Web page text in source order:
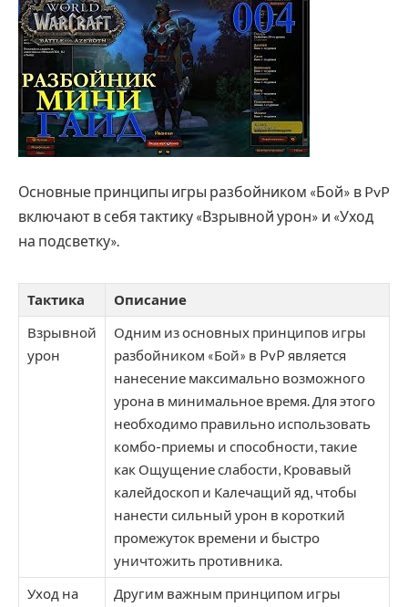
Основные принципы игры разбойником «Бой» в PvP
включают в себя тактику «Взрывной урон» и «Уход
на подсветку».
Тактика
Описание
Взрывной
урон
Одним из основных принципов игры
разбойником «Бой» в PvP является
нанесение максимально возможного
урона в минимальное время. Для этого
необходимо правильно использовать
комбо-приемы и способности, такие
как Ощущение слабости, Кровавый
калейдоскоп и Калечащий яд, чтобы
нанести сильный урон в короткий
промежуток времени и быстро
уничтожить противника.
Уход на
Другим важным принципом игры